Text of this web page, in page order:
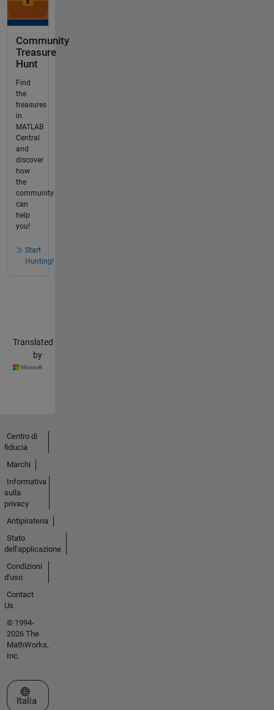
Community
Treasure
Hunt
Find
the
treasures
in
MATLAB
Central
and
discover
how
the
community
can
help
you!
Start
Hunting!
Translated
by
Centro di
fiducia
Marchi
Informativa
sulla
privacy
Antipirateria
Stato
dell'applicazione
Condizioni
d'uso
Contact
Us
© 1994-
2026 The
MathWorks,
Inc.
Seleziona un sito web
Italia